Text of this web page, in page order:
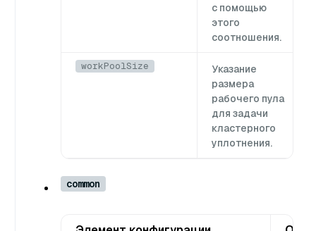
с помощью
этого
соотношения.
workPoolSize
Указание
размера
рабочего пула
для задачи
кластерного
уплотнения.
common